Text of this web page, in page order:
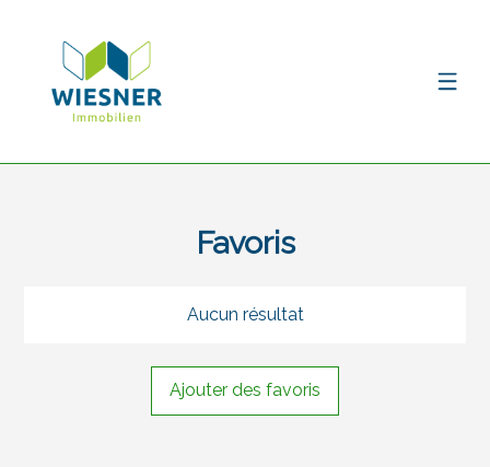
Favoris
Aucun résultat
Ajouter des favoris